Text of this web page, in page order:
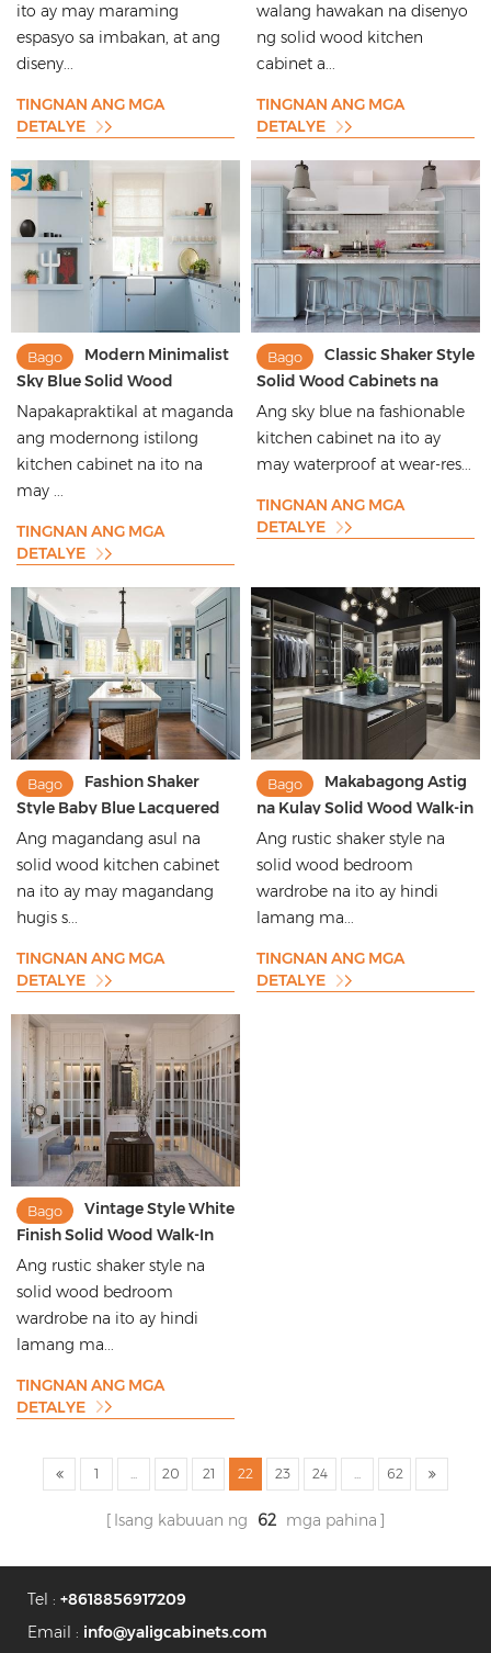
ito ay may maraming
espasyo sa imbakan, at ang
diseny...
TINGNAN ANG MGA
DETALYE
walang hawakan na disenyo
ng solid wood kitchen
cabinet a...
TINGNAN ANG MGA
DETALYE
Bago
Modern Minimalist
Sky Blue Solid Wood
Kitchen Cabinets
Napakapraktikal at maganda
ang modernong istilong
kitchen cabinet na ito na
may ...
TINGNAN ANG MGA
DETALYE
Bago
Classic Shaker Style
Solid Wood Cabinets na
may Light Blue Lacquer
Finish
Ang sky blue na fashionable
kitchen cabinet na ito ay
may waterproof at wear-res...
TINGNAN ANG MGA
DETALYE
Bago
Fashion Shaker
Style Baby Blue Lacquered
Solid Wood Cabinets
Ang magandang asul na
solid wood kitchen cabinet
na ito ay may magandang
hugis s...
TINGNAN ANG MGA
DETALYE
Bago
Makabagong Astig
na Kulay Solid Wood Walk-in
Wardrobe Commercial Style
Wardrobe
Ang rustic shaker style na
solid wood bedroom
wardrobe na ito ay hindi
lamang ma...
TINGNAN ANG MGA
DETALYE
Bago
Vintage Style White
Finish Solid Wood Walk-In
Armoire na May Mga
Disenyo ng Dresser
Ang rustic shaker style na
solid wood bedroom
wardrobe na ito ay hindi
lamang ma...
TINGNAN ANG MGA
DETALYE
1 20 21 22 23 24 62
Isang kabuuan ng 62 mga pahina
Tel : +8618856917209
Email : info@yaligcabinets.com